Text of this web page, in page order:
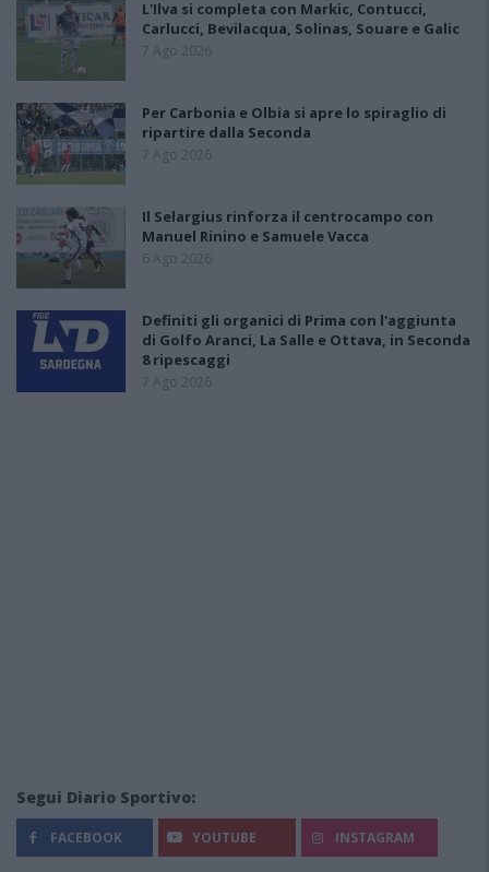
L'Ilva si completa con Markic, Contucci,
Carlucci, Bevilacqua, Solinas, Souare e Galic
7 Ago 2026
Per Carbonia e Olbia si apre lo spiraglio di
ripartire dalla Seconda
7 Ago 2026
Il Selargius rinforza il centrocampo con
Manuel Rinino e Samuele Vacca
6 Ago 2026
Definiti gli organici di Prima con l'aggiunta
di Golfo Aranci, La Salle e Ottava, in Seconda
8 ripescaggi
7 Ago 2026
Segui Diario Sportivo:
FACEBOOK YOUTUBE INSTAGRAM